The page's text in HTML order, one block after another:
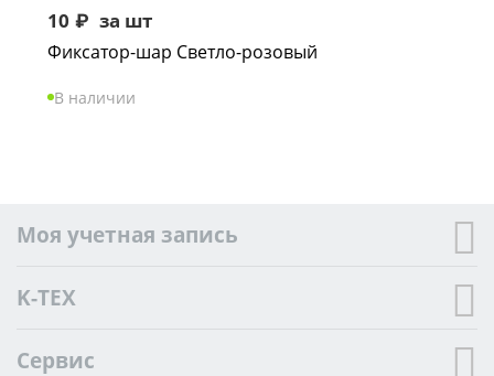
10 ₽ за шт
Фиксатор-шар Светло-розовый
В наличии
Моя учетная запись
K-TEX
Сервис